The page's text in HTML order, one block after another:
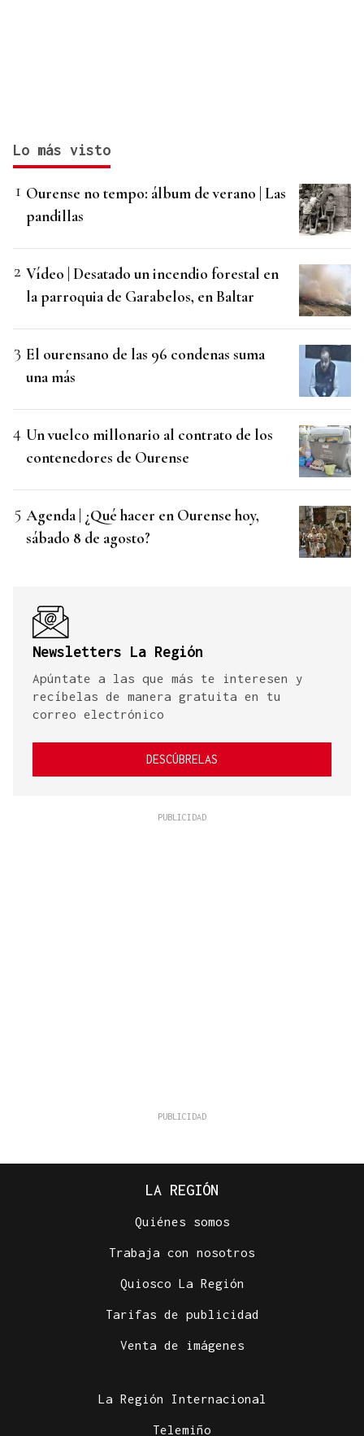
Lo más visto
Ourense no tempo: álbum de verano | Las
pandillas
Vídeo | Desatado un incendio forestal en
la parroquia de Garabelos, en Baltar
El ourensano de las 96 condenas suma
una más
Un vuelco millonario al contrato de los
contenedores de Ourense
Agenda | ¿Qué hacer en Ourense hoy,
sábado 8 de agosto?
Newsletters La Región
Apúntate a las que más te interesen y
recíbelas de manera gratuita en tu
correo electrónico
DESCÚBRELAS
LA REGIÓN
Quiénes somos
Trabaja con nosotros
Quiosco La Región
Tarifas de publicidad
Venta de imágenes
La Región Internacional
Telemiño